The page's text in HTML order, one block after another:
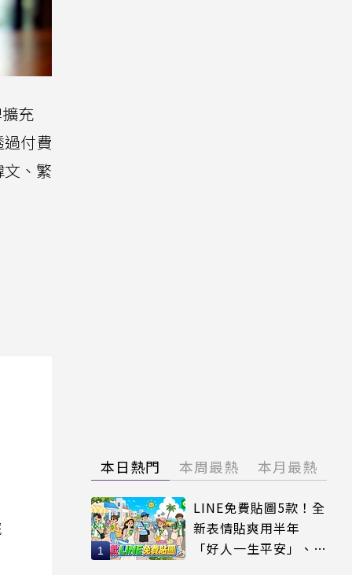
充
付費
、繁
本日熱門 本周最熱 本月最熱
LINE免費貼圖5款！全
新表情貼爽用半年
「好人一生平安」、